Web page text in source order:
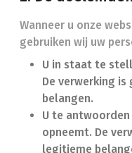
Wanneer u onze
gebruiken wij uw
U in staat te
De verwerking
belangen.
U te
opneemt. De
legitieme